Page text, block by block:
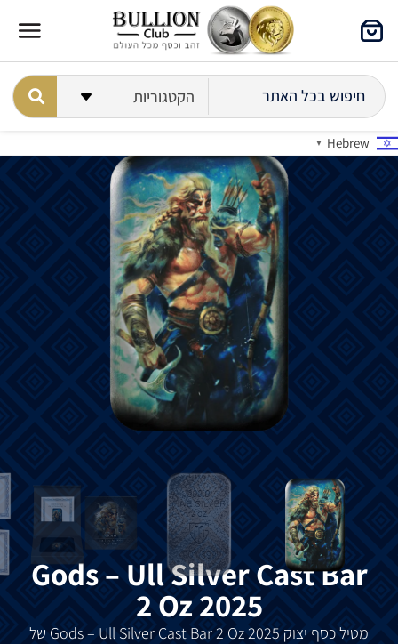
Hebrew
▼
Gods – Ull Silver Cast Bar
2 Oz 2025
מטילכסף יצוק
של